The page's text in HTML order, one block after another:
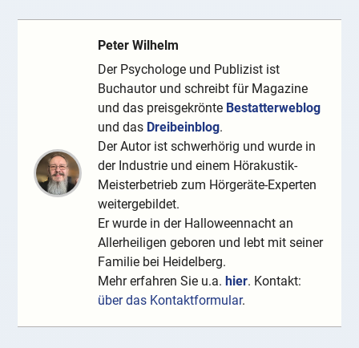
Peter Wilhelm
Der Psychologe und Publizist ist
Buchautor und schreibt für Magazine
und das preisgekrönte Bestatterweblog
und das Dreibeinblog.
Der Autor ist schwerhörig und wurde in
der Industrie und einem Hörakustik-
Meisterbetrieb zum Hörgeräte-Experten
weitergebildet.
Er wurde in der Halloweennacht an
Allerheiligen geboren und lebt mit seiner
Familie bei Heidelberg.
Mehr erfahren Sie u.a.hier. Kontakt:
über das Kontaktformular.